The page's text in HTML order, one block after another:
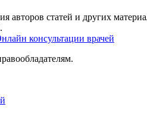
авторов статей и других
консультации врачей